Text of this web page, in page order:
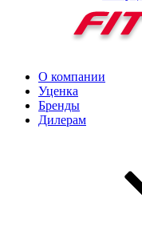
О компании
Уценка
Бренды
Дилерам